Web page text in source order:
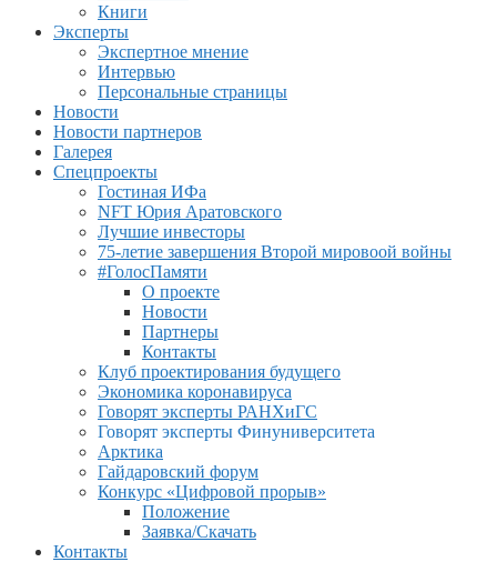
Книги
Эксперты
Экспертное мнение
Интервью
Персональные страницы
Новости
Новости партнеров
Галерея
Спецпроекты
Гостиная ИФа
NFT Юрия Аратовского
Лучшие инвесторы
75-летие завершения Второй мировоой войны
#ГолосПамяти
О проекте
Новости
Партнеры
Контакты
Клуб проектирования будущего
Экономика коронавируса
Говорят эксперты РАНХиГС
Говорят эксперты Финуниверситета
Арктика
Гайдаровский форум
Конкурс «Цифровой прорыв»
Положение
Заявка/Скачать
Контакты